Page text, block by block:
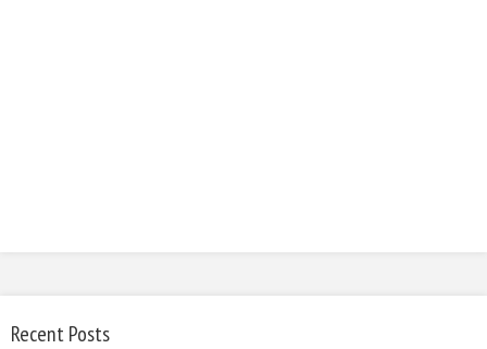
Recent Posts